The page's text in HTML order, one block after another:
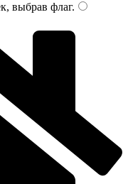
выбрав флаг.